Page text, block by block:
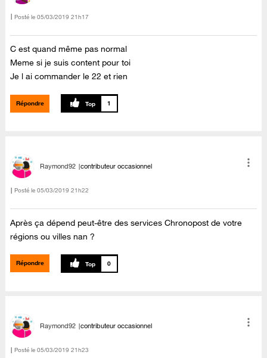
Posté le ‎05/03/2019 21h17
C est quand même pas normal
Meme si je suis content pour toi
Je l ai commander le 22 et rien
Répondre 1
Raymond92 contributeur occasionnel
Posté le ‎05/03/2019 21h22
Après ça dépend peut-être des services Chronopost de votre
régions ou villes nan ?
Répondre 0
Raymond92 contributeur occasionnel
Posté le ‎05/03/2019 21h23